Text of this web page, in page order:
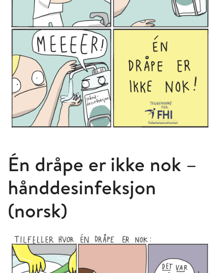
Én dråpe er ikke nok –
hånddesinfeksjon
(norsk)